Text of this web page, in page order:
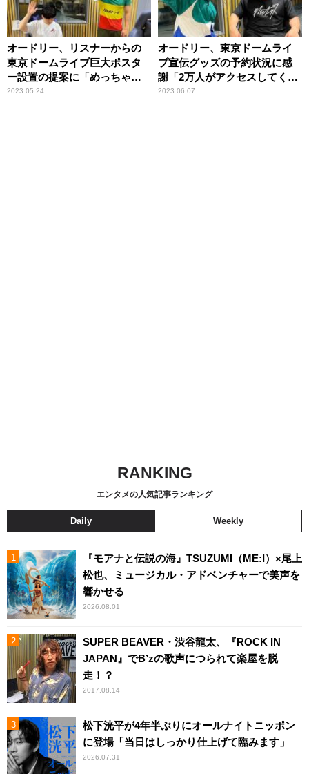
オードリー、リスナーからの
東京ドームライブ巨大ポスタ
ー設置の提案に「めっちゃい
い！」
2023.05.24
オードリー、東京ドームライ
ブ宣伝グッズの予約状況に感
謝「2万人がアクセスしてくれ
てる」
2023.06.07
RANKING
エンタメの人気記事ランキング
Daily Weekly
『モアナと伝説の海』TSUZUMI（ME:I）×尾上
松也、ミュージカル・アドベンチャーで美声を
響かせる
2026.08.01
SUPER BEAVER・渋谷龍太、『ROCK IN
JAPAN』でB’zの歌声につられて楽屋を脱
走！？
2017.08.14
松下洸平が4年半ぶりにオールナイトニッポン
に登場「当日はしっかり仕上げて臨みます」
2026.07.31